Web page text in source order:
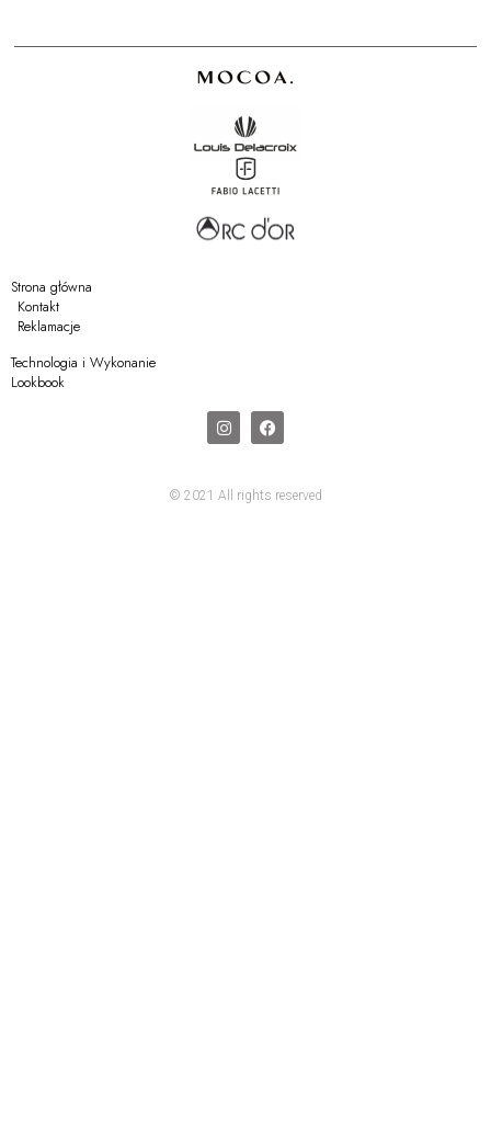
Strona główna
Kontakt
Reklamacje
Technologia i Wykonanie
Lookbook
© 2021 All rights reserved